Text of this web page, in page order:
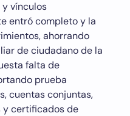
vínculos
entró completo y la
ahorrando
de ciudadano de la
falta de
prueba
cuentas conjuntas,
y certificados de